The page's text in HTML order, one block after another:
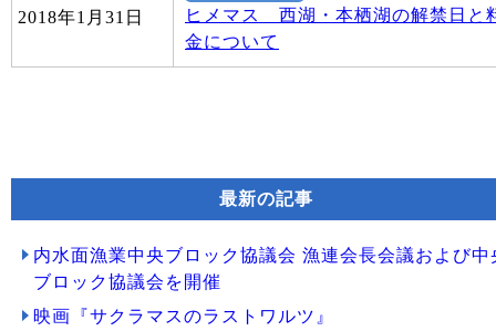
2018年1月31日
ヒメマス 西湖・本栖湖の解禁日と
金について
最新の記事
内水面漁業中央ブロック協議会 漁連会長会議および中
ブロック協議会を開催
映画『サクラマスのラストワルツ』